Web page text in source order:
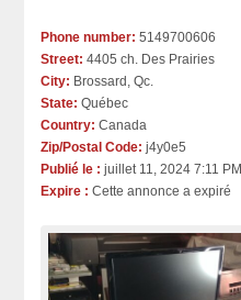
Phone number: 5149700606
Street: 4405 ch. Des Prairies
City: Brossard, Qc.
State: Québec
Country: Canada
Zip/Postal Code: j4y0e5
Publié le : juillet 11, 2024 7:11 PM
Expire : Cette annonce a expiré